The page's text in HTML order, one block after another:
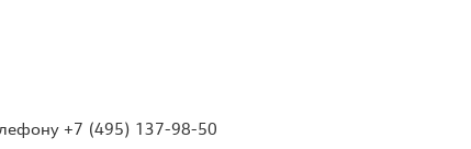
+7 (495) 137-98-50